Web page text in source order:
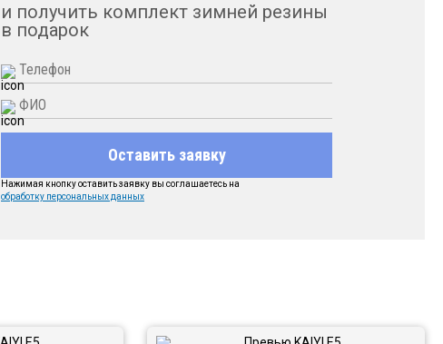
и получить комплект зимней резины
в подарок
Оставить заявку
Нажимая кнопку оставить заявку вы соглашаетесь на
обработку персональных данных